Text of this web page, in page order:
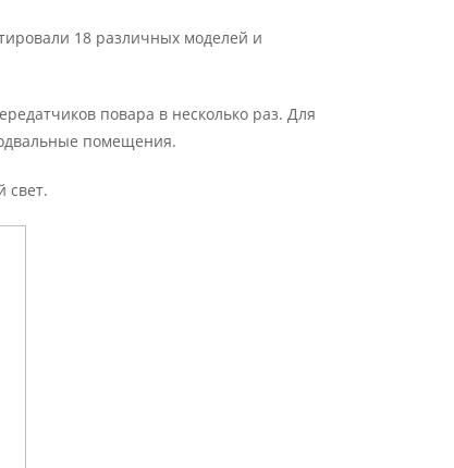
18 различных моделей и
повара в несколько раз. Для
помещения.
свет.